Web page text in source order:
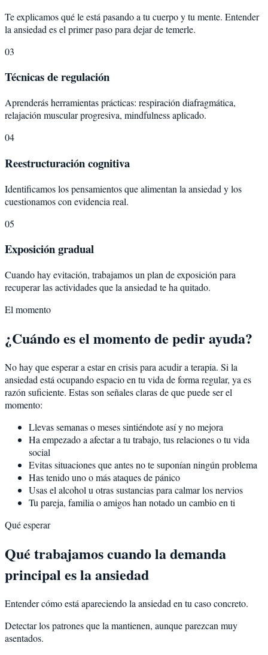
Te explicamos qué le está pasando a tu cuerpo y tu mente. Entender
la ansiedad es el primer paso para dejar de temerle.
03
Técnicas de regulación
Aprenderás herramientas prácticas: respiración diafragmática,
relajación muscular progresiva, mindfulness aplicado.
04
Reestructuración cognitiva
Identificamos los pensamientos que alimentan la ansiedad y los
cuestionamos con evidencia real.
05
Exposición gradual
Cuando hay evitación, trabajamos un plan de exposición para
recuperar las actividades que la ansiedad te ha quitado.
El momento
¿Cuándo es el momento de pedir ayuda?
No hay que esperar a estar en crisis para acudir a terapia. Si la
ansiedad está ocupando espacio en tu vida de forma regular, ya es
razón suficiente. Estas son señales claras de que puede ser el
momento:
Llevas semanas o meses sintiéndote así y no mejora
Ha empezado a afectar a tu trabajo, tus relaciones o tu vida
social
Evitas situaciones que antes no te suponían ningún problema
Has tenido uno o más ataques de pánico
Usas el alcohol u otras sustancias para calmar los nervios
Tu pareja, familia o amigos han notado un cambio en ti
Qué esperar
Qué trabajamos cuando la demanda
principal es la ansiedad
Entender cómo está apareciendo la ansiedad en tu caso concreto.
Detectar los patrones que la mantienen, aunque parezcan muy
asentados.